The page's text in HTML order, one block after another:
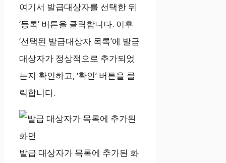
여기서 발급대상자를 선택한 뒤
‘등록’ 버튼을 클릭합니다. 이후
‘선택된 발급대상자 목록’에 발급
대상자가 정상적으로 추가되었
는지 확인하고, ‘확인’ 버튼을 클
릭합니다.
발급 대상자가 목록에 추가된 화